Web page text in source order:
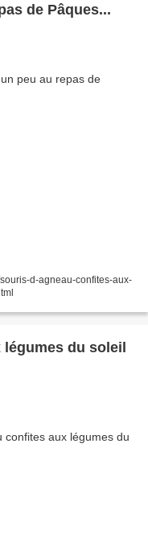
de Pâques...
d-agneau-confites-aux-
du soleil